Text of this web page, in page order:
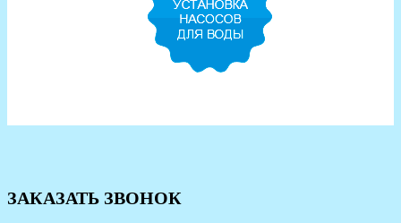
ЗАКАЗАТЬ ЗВОНОК